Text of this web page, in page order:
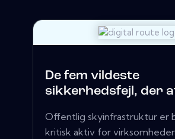
De fem vildeste
sikkerhedsfejl, der
Offentlig skyinfrastruktur er
kritisk aktiv for